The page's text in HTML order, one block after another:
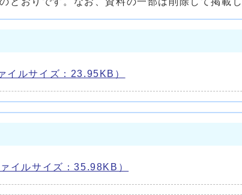
イルサイズ：23.95KB）
イルサイズ：35.98KB）